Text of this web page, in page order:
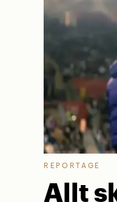
REPORTAGE
Allt